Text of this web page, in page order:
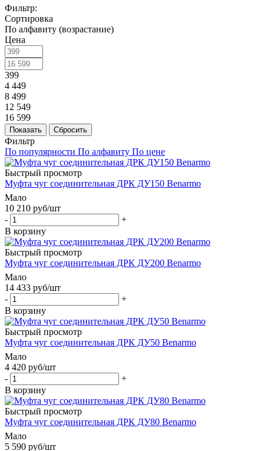
Фильтр:
Сортировка
По алфавиту (возрастание)
Цена
399
4 449
8 499
12 549
16 599
Показать Сбросить
Фильтр
По популярности По алфавиту По цене
Быстрый просмотр
Муфта чуг соединительная ДРК ДУ150 Benarmo
Мало
10 210 руб/шт
-
+
В корзину
Быстрый просмотр
Муфта чуг соединительная ДРК ДУ200 Benarmo
Мало
14 433 руб/шт
-
+
В корзину
Быстрый просмотр
Муфта чуг соединительная ДРК ДУ50 Benarmo
Мало
4 420 руб/шт
-
+
В корзину
Быстрый просмотр
Муфта чуг соединительная ДРК ДУ80 Benarmo
Мало
5 590 руб/шт